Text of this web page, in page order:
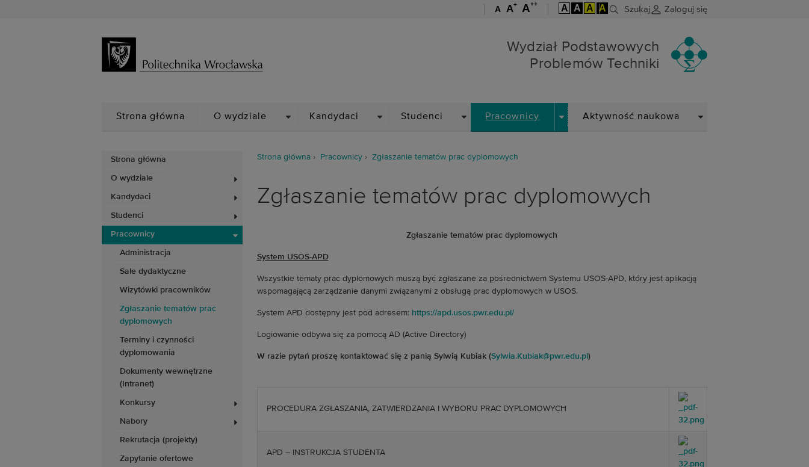
A A+ A++ A A A A Szukaj Zaloguj się
Wydział Podstawowych Problemów Techniki
Wydział Podstawowych
Problemów Techniki
Strona główna O wydziale Kandydaci Studenci Pracownicy
DROPDOWN
Aktywność naukowa
Strona główna
O wydziale
Kandydaci
Studenci
Pracownicy
Administracja
Sale dydaktyczne
Wizytówki pracowników
Zgłaszanie tematów prac
dyplomowych
Terminy i czynności
dyplomowania
Dokumenty wewnętrzne
(Intranet)
Konkursy
Nabory
Rekrutacja (projekty)
Zapytanie ofertowe
Strona główna Pracownicy Zgłaszanie tematów prac dyplomowych
Zgłaszanie tematów prac dyplomowych
Zgłaszanie tematów prac dyplomowych
System USOS-APD
Wszystkie tematy prac dyplomowych muszą być zgłaszane za pośrednictwem Systemu USOS-APD, który jest aplikacją
wspomagającą zarządzanie danymi związanymi z obsługą prac dyplomowych w USOS.
System APD dostępny jest pod adresem: https://apd.usos.pwr.edu.pl/
Logiowanie odbywa się za pomocą AD (Active Directory)
W razie pytań proszę kontaktować się z panią Sylwią Kubiak (Sylwia.Kubiak@pwr.edu.pl )
PROCEDURA ZGŁASZANIA, ZATWIERDZANIA I WYBORU PRAC DYPLOMOWYCH
APD – INSTRUKCJA STUDENTA